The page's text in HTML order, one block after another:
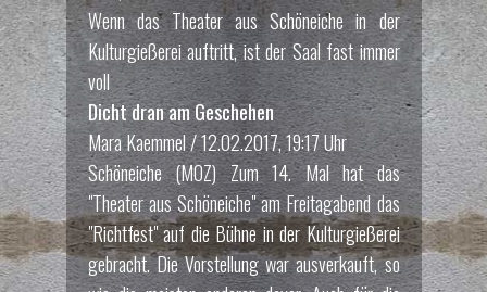
Richtfest3 3 / 8
Richtfest4 4 / 8
Wenn das Theater aus Schöneiche in der
Kulturgießerei auftritt, ist der Saal fast immer
voll
Dicht dran am Geschehen
Mara Kaemmel / 12.02.2017, 19:17 Uhr
Schöneiche (MOZ) Zum 14. Mal hat das
"Theater aus Schöneiche" am Freitagabend das
"Richtfest" auf die Bühne in der Kulturgießerei
gebracht. Die Vorstellung war ausverkauft, so